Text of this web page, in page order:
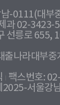
-0111(대부
과 02-3423-
선릉로 655,
출나라대부
팩스번호:
2025-서울강